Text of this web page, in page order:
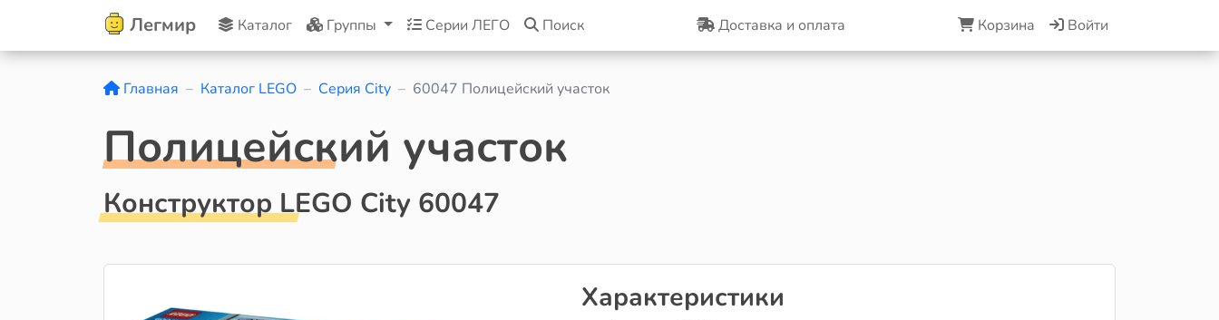
Легмир Каталог Группы Серии ЛЕГО Поиск Доставка и оплата Корзина Войти
Главная Каталог LEGO Серия City 60047 Полицейский участок
Полицейский участок
Конструктор LEGO City 60047
Характеристики